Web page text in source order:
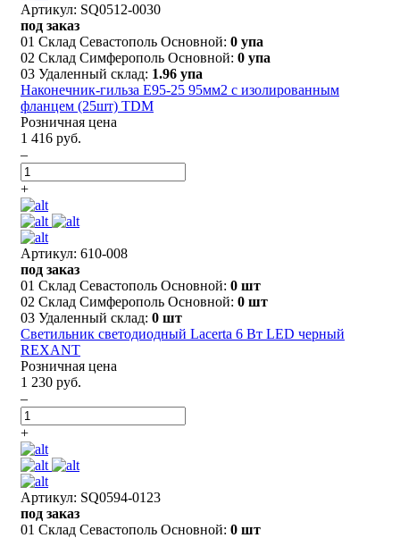
Артикул: SQ0512-0030
под заказ
01 Склад Севастополь Основной: 0 упа
02 Склад Симферополь Основной: 0 упа
03 Удаленный склад: 1.96 упа
Наконечник-гильза Е95-25 95мм2 с изолированным
фланцем (25шт) TDM
Розничная цена
1 416 руб.
–
+
Артикул: 610-008
под заказ
01 Склад Севастополь Основной: 0 шт
02 Склад Симферополь Основной: 0 шт
03 Удаленный склад: 0 шт
Светильник светодиодный Lacerta 6 Вт LED черный
REXANT
Розничная цена
1 230 руб.
–
+
Артикул: SQ0594-0123
под заказ
01 Склад Севастополь Основной: 0 шт